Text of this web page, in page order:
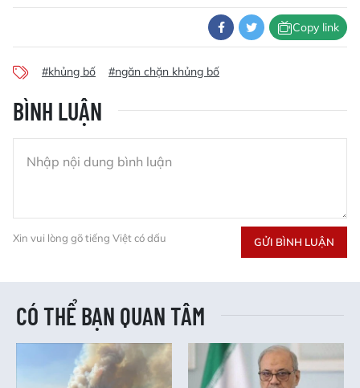
Copy link
#khủng bố #ngăn chặn khủng bố
BÌNH LUẬN
Xin vui lòng gõ tiếng Việt có dấu GỬI BÌNH LUẬN
CÓ THỂ BẠN QUAN TÂM